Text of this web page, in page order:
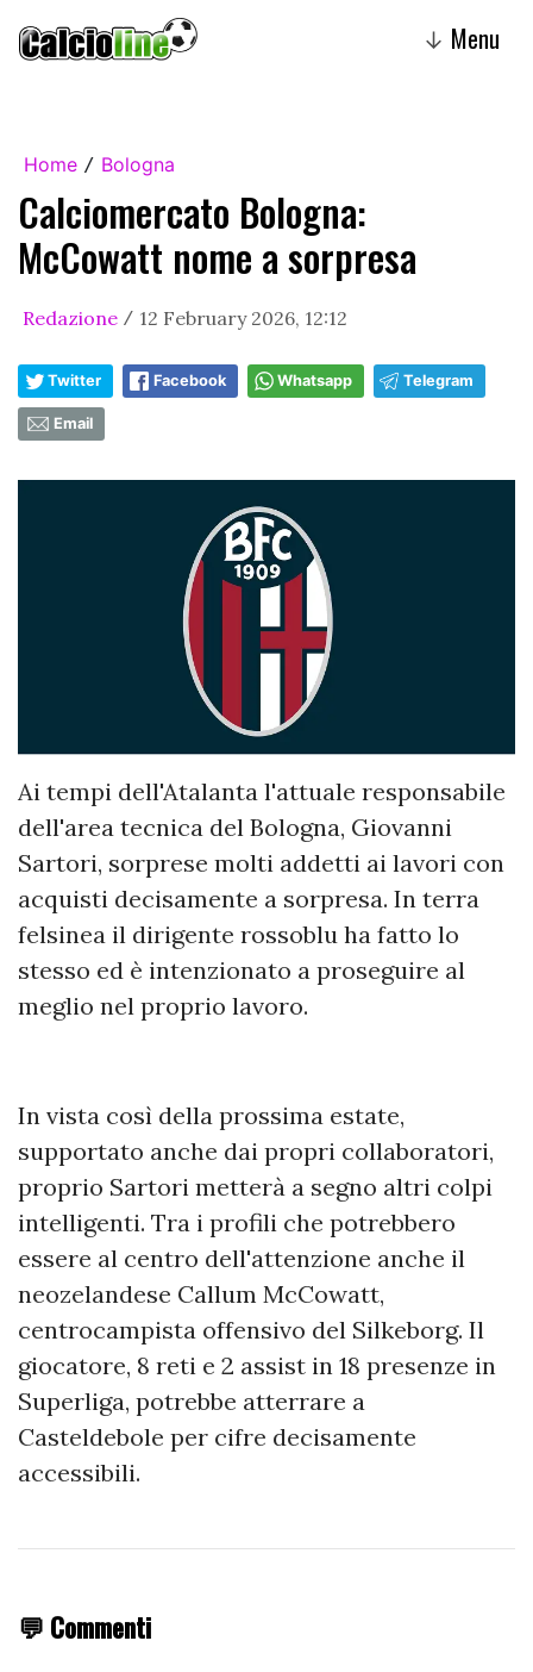
↓ Menu
Home / Bologna
Calciomercato Bologna:
McCowatt nome a sorpresa
Redazione / 12 February 2026, 12:12
Twitter Facebook Whatsapp Telegram
Email
Ai tempi dell'Atalanta l'attuale responsabile
dell'area tecnica del Bologna, Giovanni
Sartori, sorprese molti addetti ai lavori con
acquisti decisamente a sorpresa. In terra
felsinea il dirigente rossoblu ha fatto lo
stesso ed è intenzionato a proseguire al
meglio nel proprio lavoro.
In vista così della prossima estate,
supportato anche dai propri collaboratori,
proprio Sartori metterà a segno altri colpi
intelligenti. Tra i profili che potrebbero
essere al centro dell'attenzione anche il
neozelandese Callum McCowatt,
centrocampista offensivo del Silkeborg. Il
giocatore, 8 reti e 2 assist in 18 presenze in
Superliga, potrebbe atterrare a
Casteldebole per cifre decisamente
accessibili.
💬 Commenti